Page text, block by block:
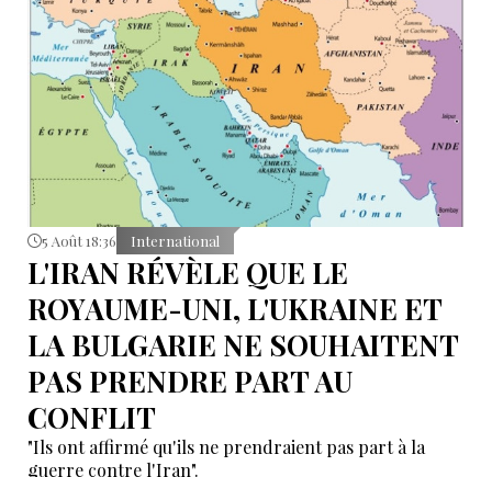
5 Août 18:36 International
L'IRAN RÉVÈLE QUE LE
ROYAUME-UNI, L'UKRAINE ET
LA BULGARIE NE SOUHAITENT
PAS PRENDRE PART AU
CONFLIT
"Ils ont affirmé qu'ils ne prendraient pas part à la
guerre contre l'Iran".